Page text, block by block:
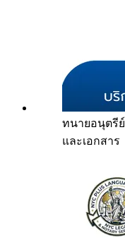
ทนายอนุตรีย์
และเอกสาร